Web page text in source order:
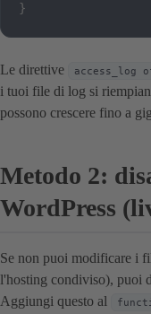
}
Le direttive access_log
i tuoi file di log si
possono crescere fino a
Metodo 2:
WordPress
Se non puoi modificare i
l'hosting condiviso), puoi
Aggiungi questo al